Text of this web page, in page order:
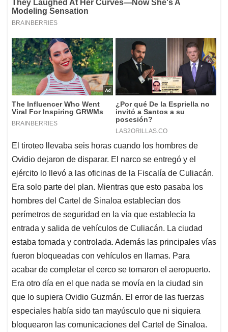
El tiroteo llevaba seis horas cuando los hombres de
Ovidio dejaron de disparar. El narco se entregó y el
ejército lo llevó a las oficinas de la Fiscalía de Culiacán.
Era solo parte del plan. Mientras que esto pasaba los
hombres del Cartel de Sinaloa establecían dos
perímetros de seguridad en la vía que establecía la
entrada y salida de vehículos de Culiacán. La ciudad
estaba tomada y controlada. Además las principales vías
fueron bloqueadas con vehículos en llamas. Para
acabar de completar el cerco se tomaron el aeropuerto.
Era otro día en el que nada se movía en la ciudad sin
que lo supiera Ovidio Guzmán. El error de las fuerzas
especiales había sido tan mayúsculo que ni siquiera
bloquearon las comunicaciones del Cartel de Sinaloa.